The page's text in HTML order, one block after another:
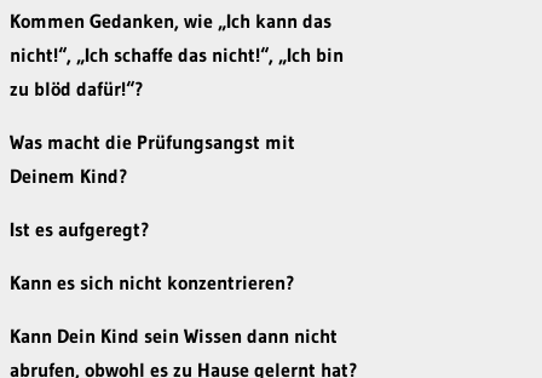
Kommen Gedanken, wie „Ich kann das
nicht!“, „Ich schaffe das nicht!“, „Ich bin
zu blöd dafür!“?
Was macht die Prüfungsangst mit
Deinem Kind?
Ist es aufgeregt?
Kann es sich nicht konzentrieren?
Kann Dein Kind sein Wissen dann nicht
abrufen, obwohl es zu Hause gelernt hat?